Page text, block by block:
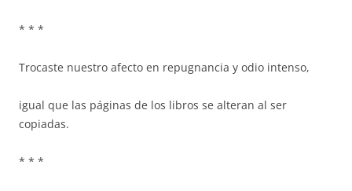
* * *
Trocaste nuestro afecto en repugnancia y odio intenso,
igual que las páginas de los libros se alteran al ser
copiadas.
* * *